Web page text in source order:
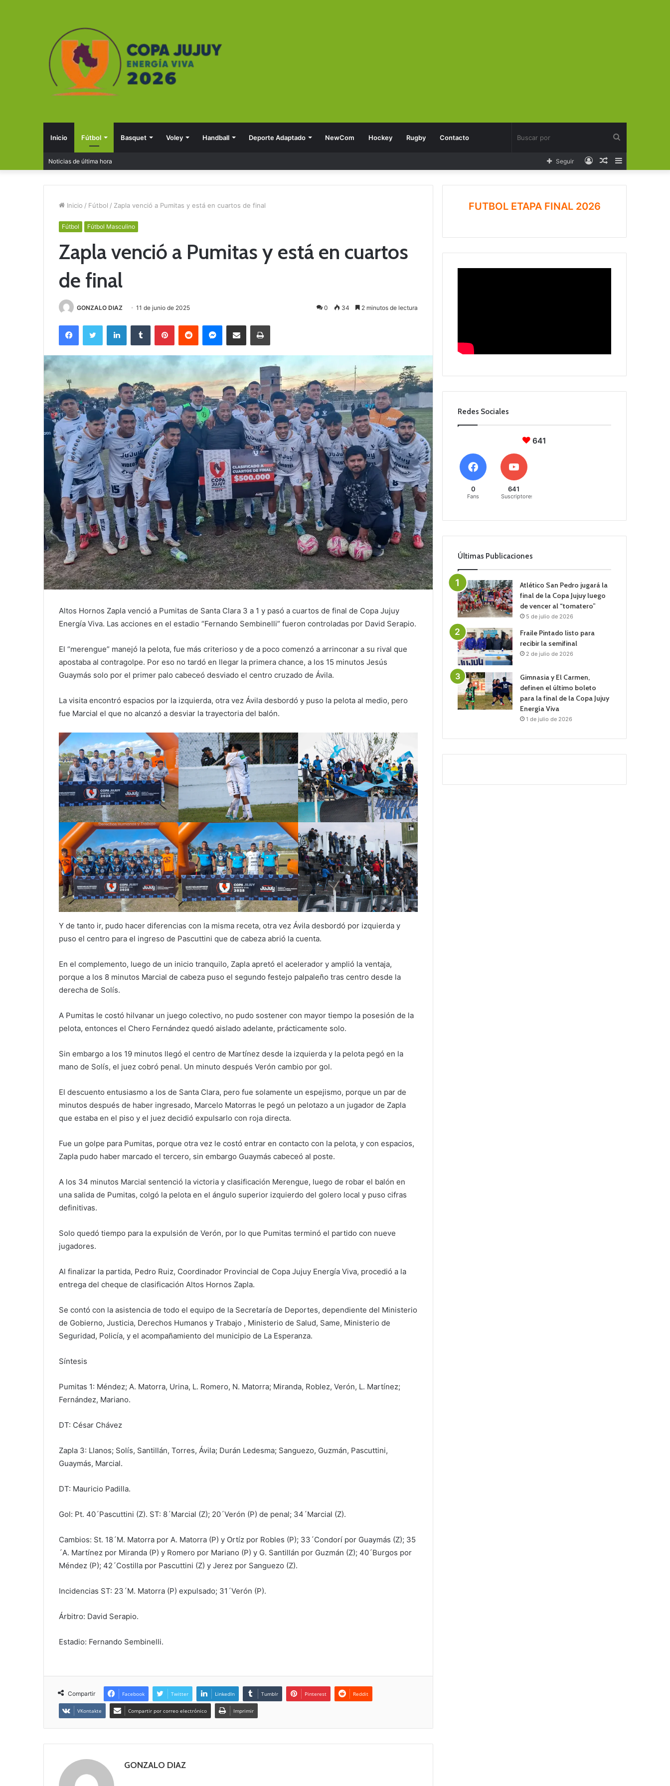
Inicio Fútbol Basquet Voley Handball Deporte Adaptado NewCom Hockey Rugby Contacto
por
Noticias de última hora
Barra
Publicación
Acceso
Seguir
Inicio / Fútbol / Zapla venció a Pumitas y está en cuartos de final
Fútbol Fútbol Masculino
Zapla venció a Pumitas y está en cuartos
de final
GONZALO DIAZ 11 de junio de 2025 0 34 2 minutos de lectura
FacebookTwitter LinkedInTumblr PinterestReddit MessengerCompartir por correo electrónicoImprimir
Altos Hornos Zapla venció a Pumitas de Santa Clara 3 a 1 y pasó a cuartos de final de Copa Jujuy
Energía Viva. Las acciones en el estadio “Fernando Sembinelli” fueron controladas por David Serapio.
El “merengue” manejó la pelota, fue más criterioso y de a poco comenzó a arrinconar a su rival que
apostaba al contragolpe. Por eso no tardó en llegar la primera chance, a los 15 minutos Jesús
Guaymás solo por el primer palo cabeceó desviado el centro cruzado de Ávila.
La visita encontró espacios por la izquierda, otra vez Ávila desbordó y puso la pelota al medio, pero
fue Marcial el que no alcanzó a desviar la trayectoria del balón.
Y de tanto ir, pudo hacer diferencias con la misma receta, otra vez Ávila desbordó por izquierda y
puso el centro para el ingreso de Pascuttini que de cabeza abrió la cuenta.
En el complemento, luego de un inicio tranquilo, Zapla apretó el acelerador y amplió la ventaja,
porque a los 8 minutos Marcial de cabeza puso el segundo festejo palpaleño tras centro desde la
derecha de Solís.
A Pumitas le costó hilvanar un juego colectivo, no pudo sostener con mayor tiempo la posesión de la
pelota, entonces el Chero Fernández quedó aislado adelante, prácticamente solo.
Sin embargo a los 19 minutos llegó el centro de Martínez desde la izquierda y la pelota pegó en la
mano de Solís, el juez cobró penal. Un minuto después Verón cambio por gol.
El descuento entusiasmo a los de Santa Clara, pero fue solamente un espejismo, porque un par de
minutos después de haber ingresado, Marcelo Matorras le pegó un pelotazo a un jugador de Zapla
que estaba en el piso y el juez decidió expulsarlo con roja directa.
Fue un golpe para Pumitas, porque otra vez le costó entrar en contacto con la pelota, y con espacios,
Zapla pudo haber marcado el tercero, sin embargo Guaymás cabeceó al poste.
A los 34 minutos Marcial sentenció la victoria y clasificación Merengue, luego de robar el balón en
una salida de Pumitas, colgó la pelota en el ángulo superior izquierdo del golero local y puso cifras
definitivas.
Solo quedó tiempo para la expulsión de Verón, por lo que Pumitas terminó el partido con nueve
jugadores.
Al finalizar la partida, Pedro Ruiz, Coordinador Provincial de Copa Jujuy Energía Viva, procedió a la
entrega del cheque de clasificación Altos Hornos Zapla.
Se contó con la asistencia de todo el equipo de la Secretaría de Deportes, dependiente del Ministerio
de Gobierno, Justicia, Derechos Humanos y Trabajo , Ministerio de Salud, Same, Ministerio de
Seguridad, Policía, y el acompañamiento del municipio de La Esperanza.
Síntesis
Pumitas 1: Méndez; A. Matorra, Urina, L. Romero, N. Matorra; Miranda, Roblez, Verón, L. Martínez;
Fernández, Mariano.
DT: César Chávez
Zapla 3: Llanos; Solís, Santillán, Torres, Ávila; Durán Ledesma; Sanguezo, Guzmán, Pascuttini,
Guaymás, Marcial.
DT: Mauricio Padilla.
Gol: Pt. 40´Pascuttini (Z). ST: 8´Marcial (Z); 20´Verón (P) de penal; 34´Marcial (Z).
Cambios: St. 18´M. Matorra por A. Matorra (P) y Ortíz por Robles (P); 33´Condorí por Guaymás (Z); 35
´A. Martínez por Miranda (P) y Romero por Mariano (P) y G. Santillán por Guzmán (Z); 40´Burgos por
Méndez (P); 42´Costilla por Pascuttini (Z) y Jerez por Sanguezo (Z).
Incidencias ST: 23´M. Matorra (P) expulsado; 31´Verón (P).
Árbitro: David Serapio.
Estadio: Fernando Sembinelli.
Compartir Facebook Twitter LinkedIn Tumblr Pinterest Reddit
VKontakte Compartir por correo electrónico Imprimir
GONZALO DIAZ
FUTBOL ETAPA FINAL 2026
Redes Sociales
641
0
Fans
641
Suscriptores
Últimas Publicaciones
Atlético San Pedro jugará la
final de la Copa Jujuy luego
de vencer al “tomatero”
5 de julio de 2026
Fraile Pintado listo para
recibir la semifinal
2 de julio de 2026
Gimnasia y El Carmen,
definen el último boleto
para la final de la Copa Jujuy
Energía Viva
1 de julio de 2026